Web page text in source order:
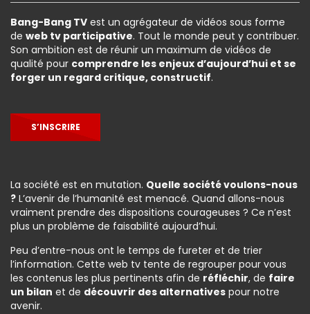
Bang-Bang TV est un agrégateur de vidéos sous forme
de web tv participative. Tout le monde peut y contribuer.
Son ambition est de réunir un maximum de vidéos de
qualité pour comprendre les enjeux d’aujourd’hui et se
forger un regard critique, constructif.
S’INSCRIRE
La société est en mutation. Quelle société voulons-nous
? L’avenir de l’humanité est menacé. Quand allons-nous
vraiment prendre des dispositions courageuses ? Ce n’est
plus un problème de faisabilité aujourd’hui.
Peu d’entre-nous ont le temps de fureter et de trier
l’information. Cette web tv tente de regrouper pour vous
les contenus les plus pertinents afin de réfléchir, de faire
un bilan et de découvrir des alternatives pour notre
avenir.